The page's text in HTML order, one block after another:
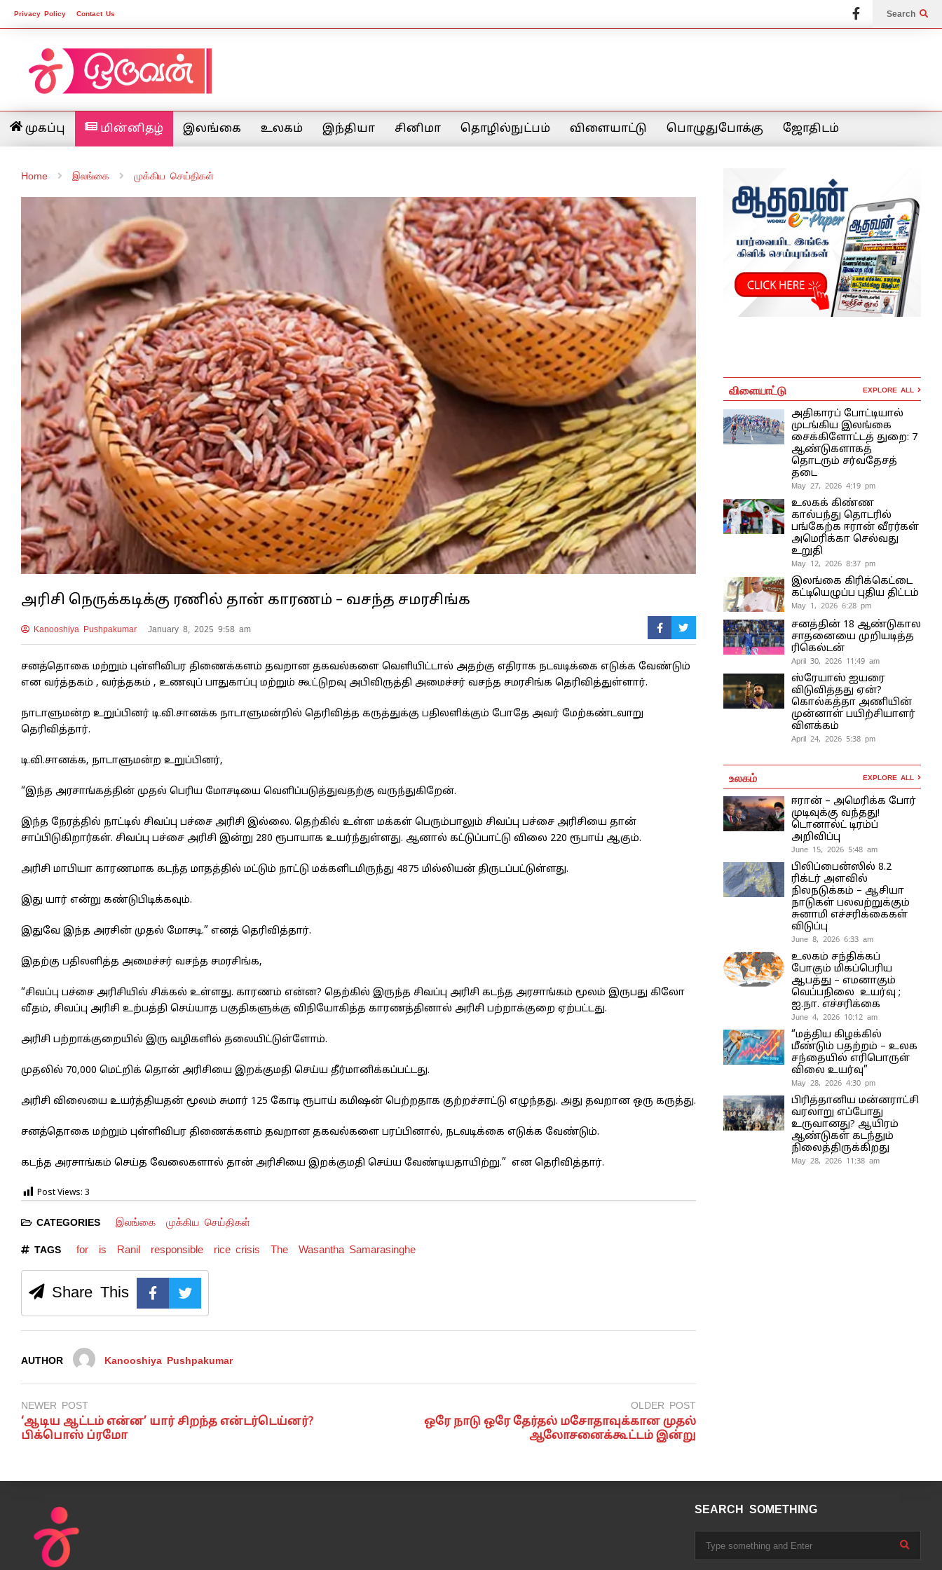
Privacy Policy Contact Us Search
முகப்பு மின்னிதழ் இலங்கை உலகம் இந்தியா சினிமா தொழில்நுட்பம் விளையாட்டு பொழுதுபோக்கு ஜோதிடம்
Home இலங்கை முக்கிய செய்திகள்
அரிசி நெருக்கடிக்கு ரணில் தான் காரணம் – வசந்த சமரசிங்க
Kanooshiya Pushpakumar January 8, 2025 9:58 am
சனத்தொகை மற்றும் புள்ளிவிபர திணைக்களம் தவறான தகவல்களை வெளியிட்டால் அதற்கு எதிராக நடவடிக்கை எடுக்க வேண்டும்
என வர்த்தகம் , வர்த்தகம் , உணவுப் பாதுகாப்பு மற்றும் கூட்டுறவு அபிவிருத்தி அமைச்சர் வசந்த சமரசிங்க தெரிவித்துள்ளார்.
நாடாளுமன்ற உறுப்பினர் டி.வி.சானக்க நாடாளுமன்றில் தெரிவித்த கருத்துக்கு பதிலளிக்கும் போதே அவர் மேற்கண்டவாறு
தெரிவித்தார்.
டி.வி.சானக்க, நாடாளுமன்ற உறுப்பினர்,
“இந்த அரசாங்கத்தின் முதல் பெரிய மோசடியை வெளிப்படுத்துவதற்கு வருந்துகிறேன்.
இந்த நேரத்தில் நாட்டில் சிவப்பு பச்சை அரிசி இல்லை. தெற்கில் உள்ள மக்கள் பெரும்பாலும் சிவப்பு பச்சை அரிசியை தான்
சாப்பிடுகிறார்கள். சிவப்பு பச்சை அரிசி இன்று 280 ரூபாயாக உயர்ந்துள்ளது. ஆனால் கட்டுப்பாட்டு விலை 220 ரூபாய் ஆகும்.
அரிசி மாபியா காரணமாக கடந்த மாதத்தில் மட்டும் நாட்டு மக்களிடமிருந்து 4875 மில்லியன் திருடப்பட்டுள்ளது.
இது யார் என்று கண்டுபிடிக்கவும்.
இதுவே இந்த அரசின் முதல் மோசடி.” எனத் தெரிவித்தார்.
இதற்கு பதிலளித்த அமைச்சர் வசந்த சமரசிங்க,
“சிவப்பு பச்சை அரிசியில் சிக்கல் உள்ளது. காரணம் என்ன? தெற்கில் இருந்த சிவப்பு அரிசி கடந்த அரசாங்கம் மூலம் இருபது கிலோ
வீதம், சிவப்பு அரிசி உற்பத்தி செய்யாத பகுதிகளுக்கு விநியோகித்த காரணத்தினால் அரிசி பற்றாக்குறை ஏற்பட்டது.
அரிசி பற்றாக்குறையில் இரு வழிகளில் தலையிட்டுள்ளோம்.
முதலில் 70,000 மெட்றிக் தொன் அரிசியை இறக்குமதி செய்ய தீர்மானிக்கப்பட்டது.
அரிசி விலையை உயர்த்தியதன் மூலம் சுமார் 125 கோடி ரூபாய் கமிஷன் பெற்றதாக குற்றச்சாட்டு எழுந்தது. அது தவறான ஒரு கருத்து.
சனத்தொகை மற்றும் புள்ளிவிபர திணைக்களம் தவறான தகவல்களை பரப்பினால், நடவடிக்கை எடுக்க வேண்டும்.
கடந்த அரசாங்கம் செய்த வேலைகளால் தான் அரிசியை இறக்குமதி செய்ய வேண்டியதாயிற்று.” என தெரிவித்தார்.
Post Views: 3
CATEGORIES இலங்கை முக்கிய செய்திகள்
TAGS for is Ranil responsible rice crisis The Wasantha Samarasinghe
Share This
AUTHOR Kanooshiya Pushpakumar
NEWER POST
‘ஆடிய ஆட்டம் என்ன’ யார் சிறந்த என்டர்டெய்னர்?
பிக்பொஸ் ப்ரமோ
OLDER POST
ஒரே நாடு ஒரே தேர்தல் மசோதாவுக்கான முதல்
ஆலோசனைக்கூட்டம் இன்று
விளையாட்டு EXPLORE ALL
அதிகாரப் போட்டியால்
முடங்கிய இலங்கை
சைக்கிளோட்டத் துறை: 7
ஆண்டுகளாகத்
தொடரும் சர்வதேசத்
தடை
May 27, 2026 4:19 pm
உலகக் கிண்ண
கால்பந்து தொடரில்
பங்கேற்க ஈரான் வீரர்கள்
அமெரிக்கா செல்வது
உறுதி
May 12, 2026 8:37 pm
இலங்கை கிரிக்கெட்டை
கட்டியெழுப்ப புதிய திட்டம்
May 1, 2026 6:28 pm
சனத்தின் 18 ஆண்டுகால
சாதனையை முறியடித்த
ரிகெல்டன்
April 30, 2026 11:49 am
ஸ்ரேயாஸ் ஐயரை
விடுவித்தது ஏன்?
கொல்கத்தா அணியின்
முன்னாள் பயிற்சியாளர்
விளக்கம்
April 24, 2026 5:38 pm
உலகம் EXPLORE ALL
ஈரான் – அமெரிக்க போர்
முடிவுக்கு வந்தது!
டொனால்ட் டிரம்ப்
அறிவிப்பு
June 15, 2026 5:48 am
பிலிப்பைன்ஸில் 8.2
ரிக்டர் அளவில்
நிலநடுக்கம் – ஆசியா
நாடுகள் பலவற்றுக்கும்
சுனாமி எச்சரிக்கைகள்
விடுப்பு
June 8, 2026 6:33 am
உலகம் சந்திக்கப்
போகும் மிகப்பெரிய
ஆபத்து – எமனாகும்
வெப்பநிலை உயர்வு ;
ஐ.நா. எச்சரிக்கை
June 4, 2026 10:12 am
“மத்திய கிழக்கில்
மீண்டும் பதற்றம் – உலக
சந்தையில் எரிபொருள்
விலை உயர்வு”
May 28, 2026 4:30 pm
பிரித்தானிய மன்னராட்சி
வரலாறு எப்போது
உருவானது? ஆயிரம்
ஆண்டுகள் கடந்தும்
நிலைத்திருக்கிறது
May 28, 2026 11:38 am
SEARCH SOMETHING